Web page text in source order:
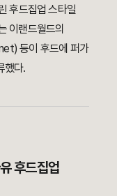
후드집업 스타일
이랜드월드의
등이 후드에 퍼가
했다.
후드집업